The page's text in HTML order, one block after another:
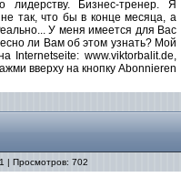
лидерству. Бизнес-тренер. Я
так, что бы в конце месяца, а
У меня имеется для Вас
ли Вам об этом узнать? Мой
Internetseite: www.viktorbalit.de,
вверху на кнопку Abonnieren
| Просмотров: 702